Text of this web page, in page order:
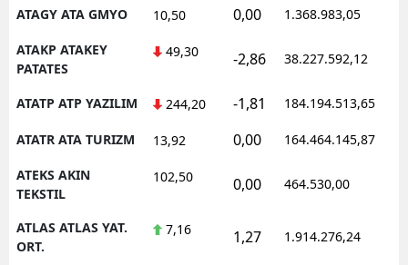
ATAGY ATA GMYO 10,50 0,00 1.368.983,05
ATAKP ATAKEY
PATATES
49,30 -2,86 38.227.592,12
ATATP ATP YAZILIM 244,20 -1,81 184.194.513,65
ATATR ATA TURIZM 13,92 0,00 164.464.145,87
ATEKS AKIN
TEKSTIL
102,50 0,00 464.530,00
ATLAS ATLAS YAT.
ORT.
7,16 1,27 1.914.276,24